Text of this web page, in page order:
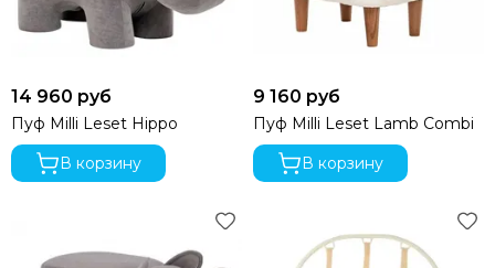
14 960 руб
Пуф Milli Leset Hippo
В корзину
9 160 руб
Пуф Milli Leset Lamb Combi
В корзину